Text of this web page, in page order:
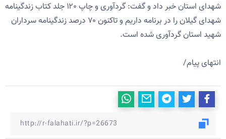
شهدای استان خبر داد و گفت: گردآوری و چاپ ۱۲۰ جلد کتاب زندگینامه
شهدای گیلان را در برنامه داریم و تاکنون ۷۰ درصد زندگینامه سرداران
شهید استان گردآوری شده است.
انتهای پیام/